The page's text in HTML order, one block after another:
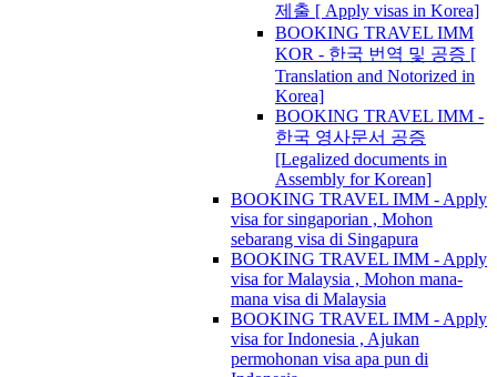
제출 [ Apply visas in Korea]
BOOKING TRAVEL IMM
KOR - 한국 번역 및 공증 [
Translation and Notorized in
Korea]
BOOKING TRAVEL IMM -
한국 영사문서 공증
[Legalized documents in
Assembly for Korean]
BOOKING TRAVEL IMM - Apply
visa for singaporian , Mohon
sebarang visa di Singapura
BOOKING TRAVEL IMM - Apply
visa for Malaysia , Mohon mana-
mana visa di Malaysia
BOOKING TRAVEL IMM - Apply
visa for Indonesia , Ajukan
permohonan visa apa pun di